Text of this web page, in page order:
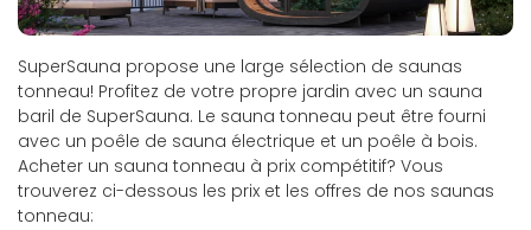
SuperSauna propose une large sélection de saunas
tonneau! Profitez de votre propre jardin avec un sauna
baril de SuperSauna. Le sauna tonneau peut être fourni
avec un poêle de sauna électrique et un poêle à bois.
Acheter un sauna tonneau à prix compétitif? Vous
trouverez ci-dessous les prix et les offres de nos saunas
tonneau: